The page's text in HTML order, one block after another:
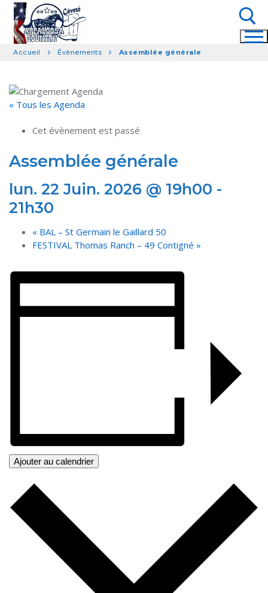
Aller
contenu
Accueil Évènements Assemblée générale
« Tous les Agenda
Cet évènement est passé
Assemblée générale
lun. 22 Juin. 2026 @ 19h00 -
21h30
« BAL – St Germain le Gaillard 50
FESTIVAL Thomas Ranch – 49 Contigné»
Ajouter au calendrier